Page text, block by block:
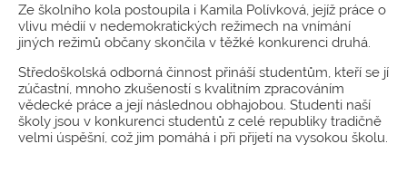
Ze školního kola postoupila i Kamila Polívková, jejíž práce o
vlivu médií v nedemokratických režimech na vnímání
jiných režimů občany skončila v těžké konkurenci druhá.
Středoškolská odborná činnost přináší studentům, kteří se jí
zúčastní, mnoho zkušeností s kvalitním zpracováním
vědecké práce a její následnou obhajobou. Studenti naší
školy jsou v konkurenci studentů z celé republiky tradičně
velmi úspěšní, což jim pomáhá i při přijetí na vysokou školu.